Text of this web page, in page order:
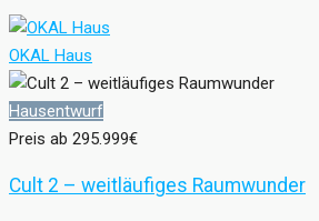
OKAL Haus
Hausentwurf
Preis ab 295.999€
Cult 2 – weitläufiges Raumwunder